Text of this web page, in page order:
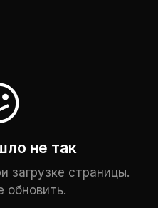
не так
загрузке страницы.
обновить.